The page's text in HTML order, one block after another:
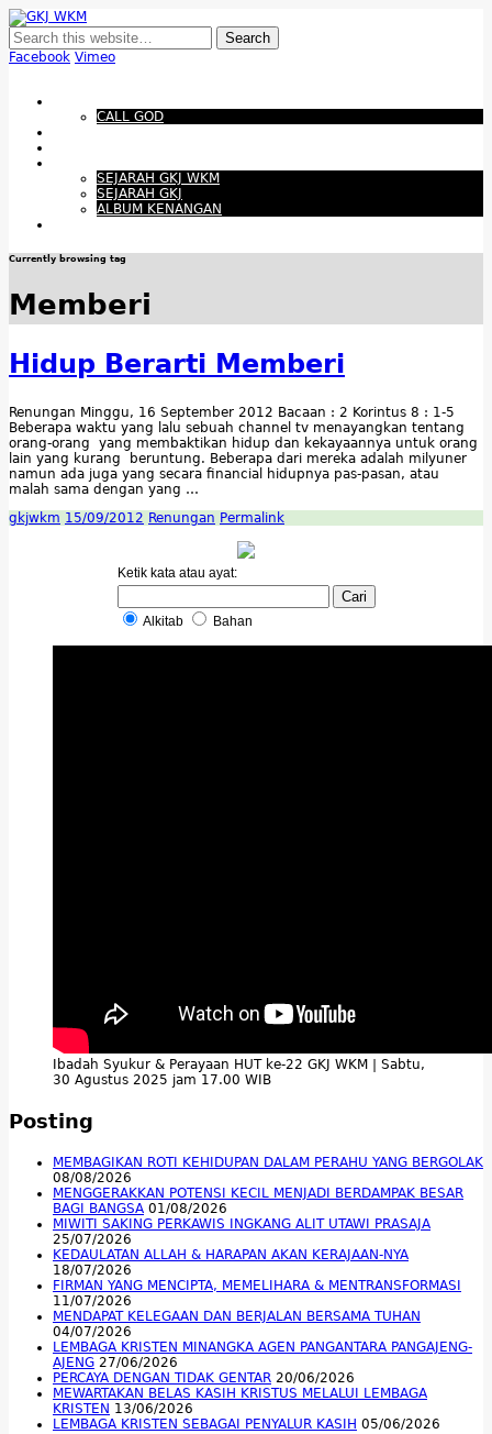
Membangun Gereja Kokoh melalui Pelayanan Holistik, Teknologi, dan
Budaya Apresiatif
Facebook Vimeo
CALL GOD
SEJARAH GKJ WKM
SEJARAH GKJ
ALBUM KENANGAN
Currently browsing tag
Memberi
Hidup Berarti Memberi
Renungan Minggu, 16 September 2012 Bacaan : 2 Korintus 8 : 1-5
Beberapa waktu yang lalu sebuah channel tv menayangkan tentang
orang-orang yang membaktikan hidup dan kekayaannya untuk orang
lain yang kurang beruntung. Beberapa dari mereka adalah milyuner
namun ada juga yang secara financial hidupnya pas-pasan, atau
malah sama dengan yang …
gkjwkm 15/09/2012 Renungan Permalink
Ketik kata atau ayat:
Alkitab Bahan
Ibadah Syukur & Perayaan HUT ke-22 GKJ WKM | Sabtu,
30 Agustus 2025 jam 17.00 WIB
Posting
MEMBAGIKAN ROTI KEHIDUPAN DALAM PERAHU YANG BERGOLAK
08/08/2026
MENGGERAKKAN POTENSI KECIL MENJADI BERDAMPAK BESAR
BAGI BANGSA 01/08/2026
MIWITI SAKING PERKAWIS INGKANG ALIT UTAWI PRASAJA
25/07/2026
KEDAULATAN ALLAH & HARAPAN AKAN KERAJAAN-NYA
18/07/2026
FIRMAN YANG MENCIPTA, MEMELIHARA & MENTRANSFORMASI
11/07/2026
MENDAPAT KELEGAAN DAN BERJALAN BERSAMA TUHAN
04/07/2026
LEMBAGA KRISTEN MINANGKA AGEN PANGANTARA PANGAJENG-
AJENG 27/06/2026
PERCAYA DENGAN TIDAK GENTAR 20/06/2026
MEWARTAKAN BELAS KASIH KRISTUS MELALUI LEMBAGA
KRISTEN 13/06/2026
LEMBAGA KRISTEN SEBAGAI PENYALUR KASIH 05/06/2026